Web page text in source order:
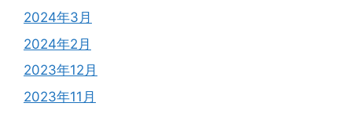
2024年3月
2024年2月
2023年12月
2023年11月